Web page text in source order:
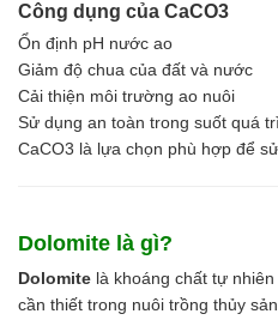
Công dụng của CaCO3
Ổn định pH nước ao
Giảm độ chua của đất và nước
Cải thiện môi trường ao nuôi
Sử dụng an toàn trong suốt quá
CaCO3 là lựa chọn phù hợp để
Dolomite là gì?
Dolomite là khoáng chất tự
cần thiết trong nuôi trồng thủy sản.